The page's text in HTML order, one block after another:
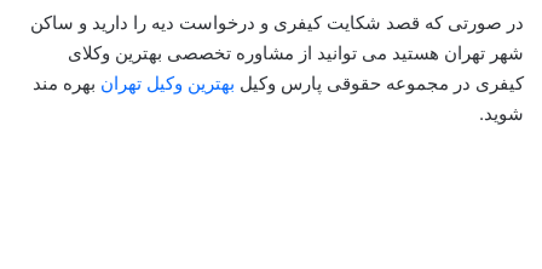
در صورتی که قصد شکایت کیفری و درخواست دیه را دارید و ساکن
شهر تهران هستید می توانید از مشاوره تخصصی بهترین وکلای
کیفری در مجموعه حقوقی پارس وکیل بهترین وکیل تهران بهره مند
شوید.